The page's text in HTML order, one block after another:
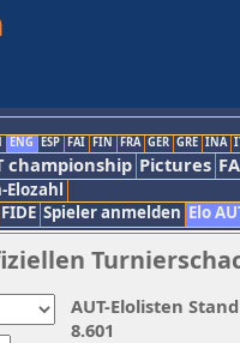
ENG ESP FAI FIN FRA GER GRE INA
championship Pictures
Elozahl
FIDE Spieler anmelden Elo
AUT-Elolisten
8.601